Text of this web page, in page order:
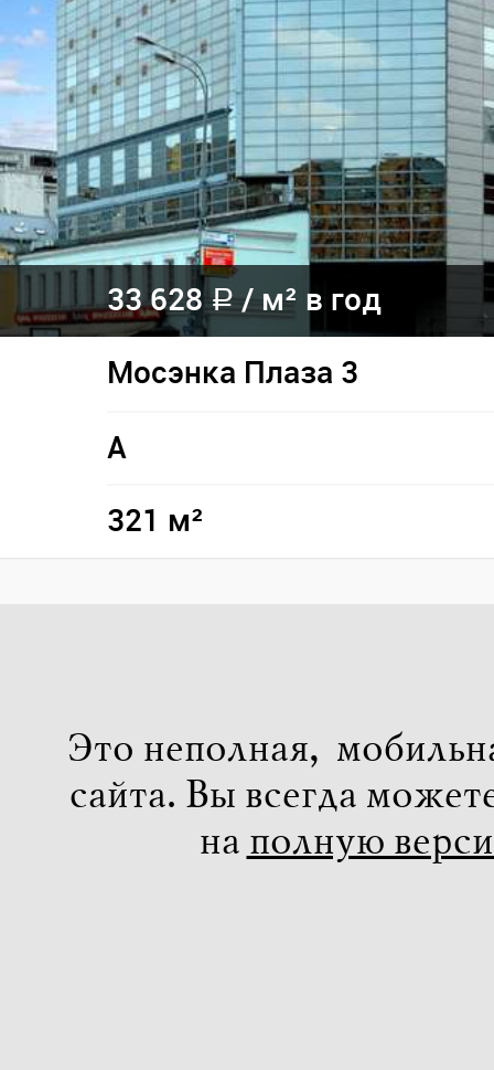
33 628a/ м² в год
Мосэнка Плаза 3
A
321 м²
Это неполная,
сайта. Вы всегда
на полную